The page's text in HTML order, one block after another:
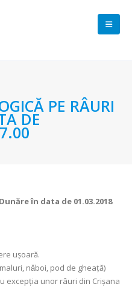
PE RÂURI
DE
în data de 01.03.2018
uşoară.
nǎboi, pod de gheaţă)
excepția unor râuri din Crișana